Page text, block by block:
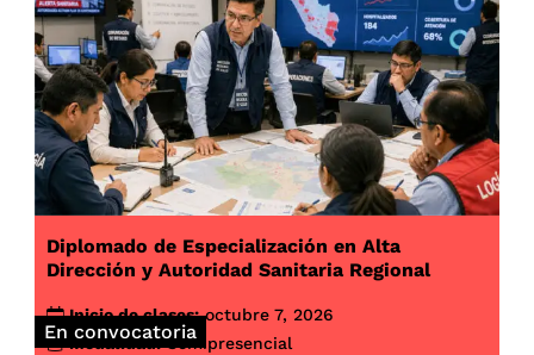
En convocatoria
Diplomado de Especialización en Alta
Dirección y Autoridad Sanitaria Regional
Inicio de clases: octubre 7, 2026
Modalidad: Semipresencial